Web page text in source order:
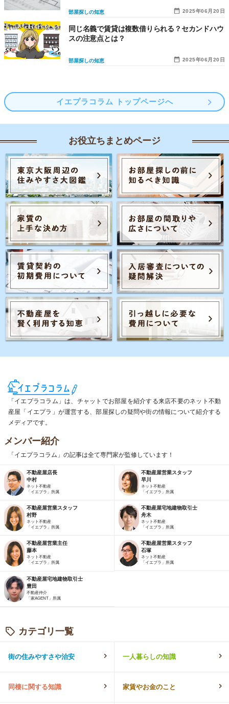
2025年06月20日
部屋探しの知恵
2025年06月20日
部屋探しの知恵
同じ名義で賃貸は複数借りられる？セカンドハウ
スの注意点とは？
イエプラコラム トップページへ
お役立ちまとめページ
「イエプラコラム」は、チャットでお部屋を紹介する来店不要のネット不動
産屋「イエプラ」が運営する、部屋探しの疑問や街の情報について紹介する
メディアです。
メンバー紹介
「イエプラコラム」の記事は全て専門家が監修しています！
不動産屋店長
中村
ネット不動産
「イエプラ」所属
不動産屋営業スタッフ
早川
ネット不動産
「イエプラ」所属
不動産屋営業スタッフ
村野
ネット不動産
「イエプラ」所属
不動産屋宅地建物取引士
舟木
ネット不動産
「イエプラ」所属
不動産屋営業主任
藤本
ネット不動産
「イエプラ」所属
不動産屋営業スタッフ
石塚
ネット不動産
「イエプラ」所属
不動産屋宅地建物取引士
豊田
不動産仲介
「家AGENT」所属
カテゴリ一覧
街の住みやすさや治安 一人暮らしの知識
同棲に関する知識 家賃やお金のこと